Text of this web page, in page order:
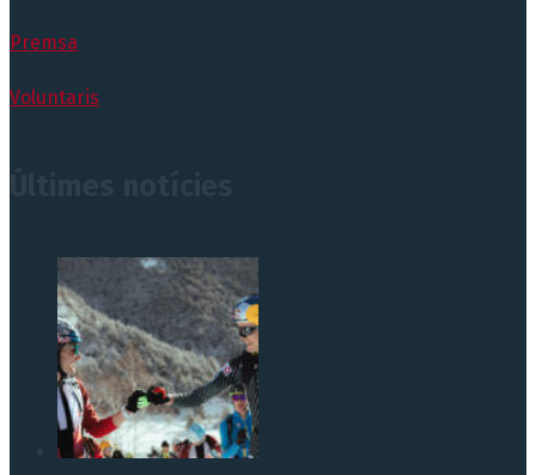
Premsa
Voluntaris